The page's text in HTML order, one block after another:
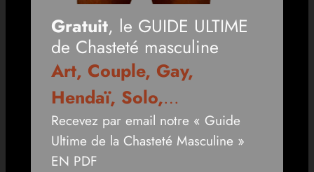
Gratuit, le GUIDE ULTIME
de Chasteté masculine
Art, Couple, Gay,
Hendaï, Solo,…
Recevez par email notre « Guide
Ultime de la Chasteté Masculine »
EN PDF